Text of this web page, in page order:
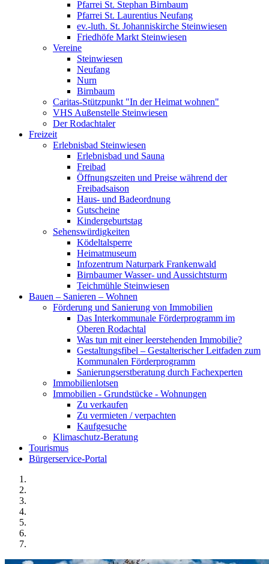
Pfarrei St. Stephan Birnbaum
Pfarrei St. Laurentius Neufang
ev.-luth. St. Johanniskirche Steinwiesen
Friedhöfe Markt Steinwiesen
Vereine
Steinwiesen
Neufang
Nurn
Birnbaum
Caritas-Stützpunkt "In der Heimat wohnen"
VHS Außenstelle Steinwiesen
Der Rodachtaler
Freizeit
Erlebnisbad Steinwiesen
Erlebnisbad und Sauna
Freibad
Öffnungszeiten und Preise während der
Freibadsaison
Haus- und Badeordnung
Gutscheine
Kindergeburtstag
Sehenswürdigkeiten
Ködeltalsperre
Heimatmuseum
Infozentrum Naturpark Frankenwald
Birnbaumer Wasser- und Aussichtsturm
Teichmühle Steinwiesen
Bauen – Sanieren – Wohnen
Förderung und Sanierung von Immobilien
Das Interkommunale Förderprogramm im
Oberen Rodachtal
Was tun mit einer leerstehenden Immobilie?
Gestaltungsfibel – Gestalterischer Leitfaden zum
Kommunalen Förderprogramm
Sanierungserstberatung durch Fachexperten
Immobilienlotsen
Immobilien - Grundstücke - Wohnungen
Zu verkaufen
Zu vermieten / verpachten
Kaufgesuche
Klimaschutz-Beratung
Tourismus
Bürgerservice-Portal